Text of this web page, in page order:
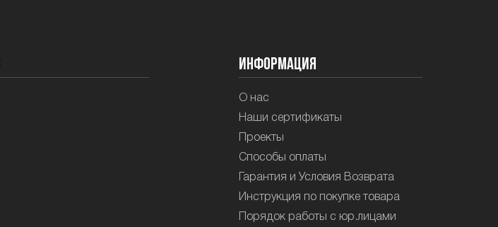
Информация
О нас
Наши сертификаты
Проекты
Способы оплаты
Гарантия и Условия Возврата
Инструкция по покупке товара
Порядок работы с юр.лицами